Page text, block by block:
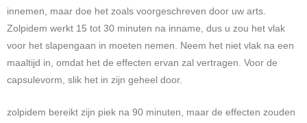
innemen, maar doe het zoals voorgeschreven door uw arts.
Zolpidem werkt 15 tot 30 minuten na inname, dus u zou het vlak
voor het slapengaan in moeten nemen. Neem het niet vlak na een
maaltijd in, omdat het de effecten ervan zal vertragen. Voor de
capsulevorm, slik het in zijn geheel door.
zolpidem bereikt zijn piek na 90 minuten, maar de effecten zouden